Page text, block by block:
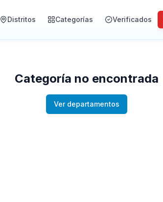
Distritos Categorías Verificados
Categoría no encontrada
Ver departamentos